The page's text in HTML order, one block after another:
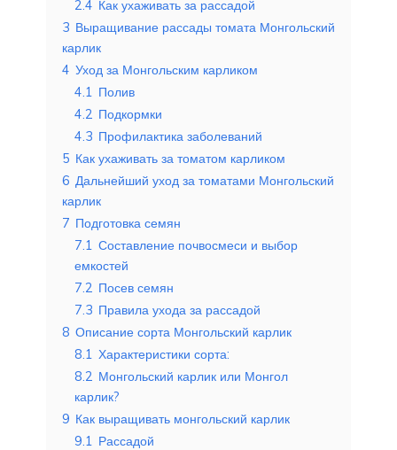
2.4 Как ухаживать за рассадой
3 Выращивание рассады томата Монгольский
карлик
4 Уход за Монгольским карликом
4.1 Полив
4.2 Подкормки
4.3 Профилактика заболеваний
5 Как ухаживать за томатом карликом
6 Дальнейший уход за томатами Монгольский
карлик
7 Подготовка семян
7.1 Составление почвосмеси и выбор
емкостей
7.2 Посев семян
7.3 Правила ухода за рассадой
8 Описание сорта Монгольский карлик
8.1 Характеристики сорта:
8.2 Монгольский карлик или Монгол
карлик?
9 Как выращивать монгольский карлик
9.1 Рассадой